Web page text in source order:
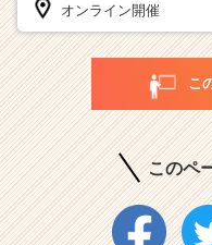
オンライン開催
こ
このペ